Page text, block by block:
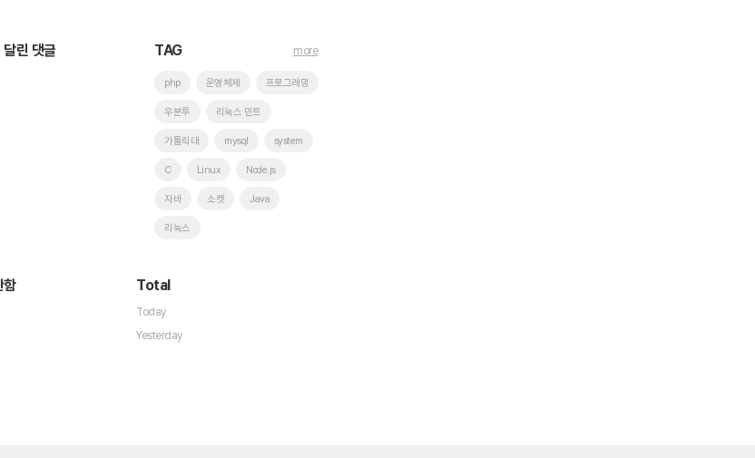
린 댓글 TAG
php 운영체제 프로그래밍
우분투 리눅스 민트
가톨릭대 mysql system
C Linux Node.js
자바 소켓 Java
리눅스
more
함 Total
Today
Yesterday